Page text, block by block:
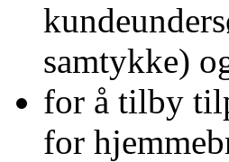
samtykke)
for å tilby
for